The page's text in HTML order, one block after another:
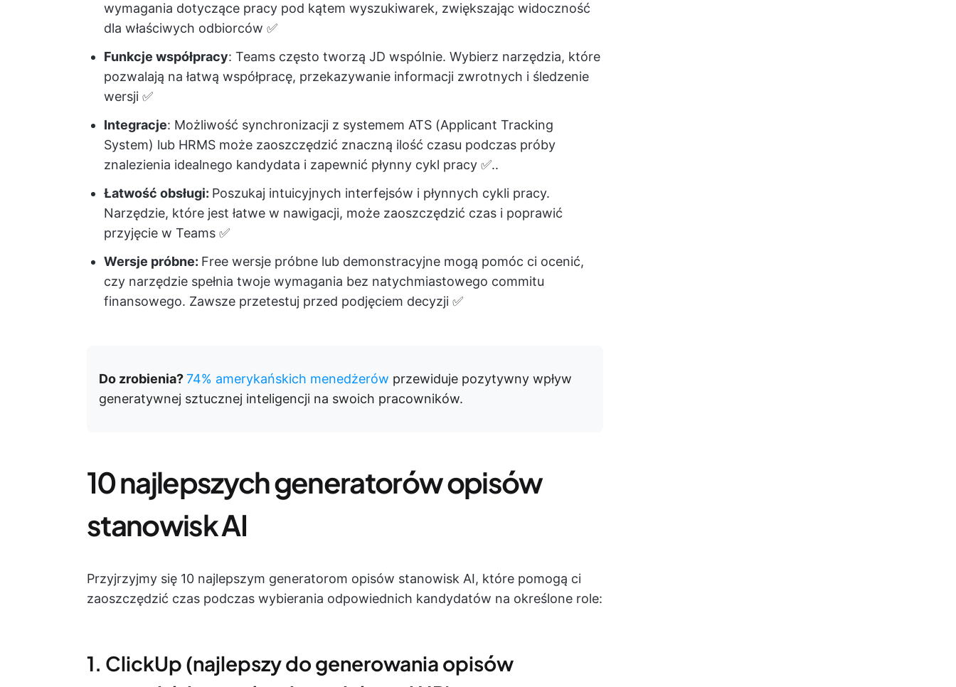
wymagania dotyczące pracy pod kątem wyszukiwarek, zwiększając widoczność
dla właściwych odbiorców ✅
Funkcje współpracy: Teams często tworzą JD wspólnie. Wybierz narzędzia, które
pozwalają na łatwą współpracę, przekazywanie informacji zwrotnych i śledzenie
wersji ✅
Integracje: Możliwość synchronizacji z systemem ATS (Applicant Tracking
System) lub HRMS może zaoszczędzić znaczną ilość czasu podczas próby
znalezienia idealnego kandydata i zapewnić płynny cykl pracy ✅..
Łatwość obsługi: Poszukaj intuicyjnych interfejsów i płynnych cykli pracy.
Narzędzie, które jest łatwe w nawigacji, może zaoszczędzić czas i poprawić
przyjęcie w Teams ✅
Wersje próbne: Free wersje próbne lub demonstracyjne mogą pomóc ci ocenić,
czy narzędzie spełnia twoje wymagania bez natychmiastowego commitu
finansowego. Zawsze przetestuj przed podjęciem decyzji ✅
Do zrobienia?74% amerykańskich menedżerów przewiduje pozytywny wpływ
generatywnej sztucznej inteligencji na swoich pracowników.
10 najlepszych generatorów opisów
stanowisk AI
Przyjrzyjmy się 10 najlepszym generatorom opisów stanowisk AI, które pomogą ci
zaoszczędzić czas podczas wybierania odpowiednich kandydatów na określone role:
1. ClickUp (najlepszy do generowania opisów